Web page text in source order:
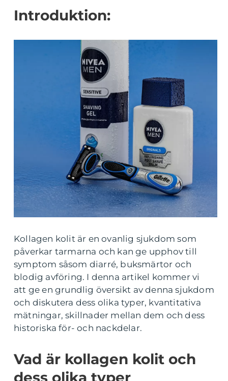
Introduktion:
Kollagen kolit är en ovanlig sjukdom som
påverkar tarmarna och kan ge upphov till
symptom såsom diarré, buksmärtor och
blodig avföring. I denna artikel kommer vi
att ge en grundlig översikt av denna sjukdom
och diskutera dess olika typer, kvantitativa
mätningar, skillnader mellan dem och dess
historiska för- och nackdelar.
Vad är kollagen kolit och